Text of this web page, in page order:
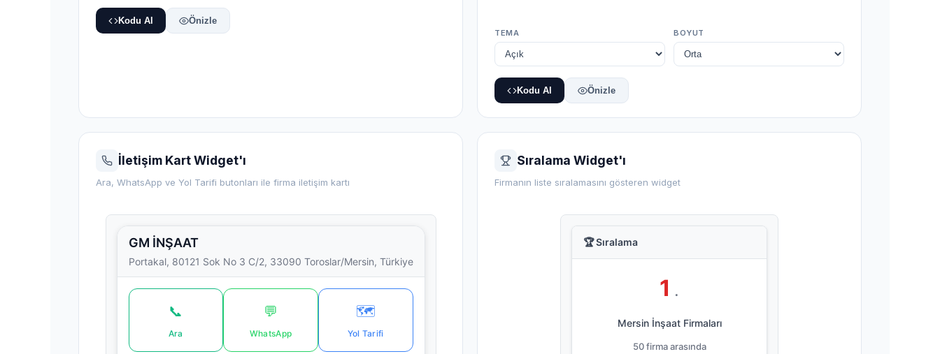
Kodu Al Önizle
TEMA BOYUT
Kodu Al Önizle
İletişim Kart Widget'ı
Ara, WhatsApp ve Yol Tarifi butonları ile firma iletişim kartı
GM İNŞAAT
Portakal, 80121 Sok No 3 C/2, 33090 Toroslar/Mersin, Türkiye
📞
Ara
💬
WhatsApp
🗺️
Yol Tarifi
Sıralama Widget'ı
Firmanın liste sıralamasını gösteren widget
🏆 Sıralama
1 .
Mersin İnşaat Firmaları
50 firma arasında